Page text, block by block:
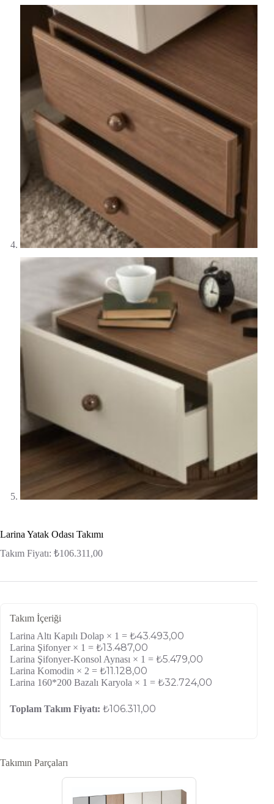
Larina Yatak Odası Takımı
Takım Fiyatı: ₺106.311,00
Takım İçeriği
Larina Altı Kapılı Dolap × 1 = ₺43.493,00
Larina Şifonyer × 1 = ₺13.487,00
Larina Şifonyer-Konsol Aynası × 1 = ₺5.479,00
Larina Komodin × 2 = ₺11.128,00
Larina 160*200 Bazalı Karyola × 1 = ₺32.724,00
Toplam Takım Fiyatı: ₺106.311,00
Takımın Parçaları